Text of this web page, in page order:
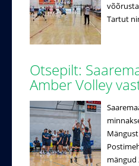
Tartut
Otsepilt:
Amber Volley
mängud